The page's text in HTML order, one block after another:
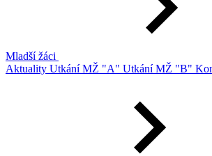
Mladší žáci
Aktuality Utkání MŽ "A" Utkání MŽ "B"